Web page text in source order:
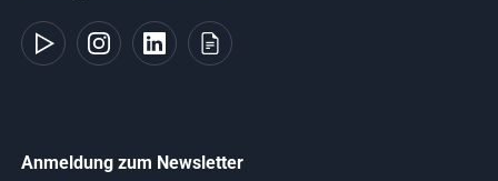
Anmeldung zum Newsletter